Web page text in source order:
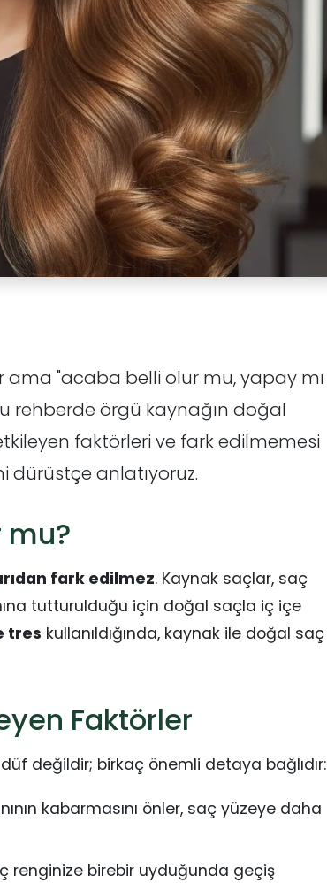
ama "acaba belli olur mu, yapay mı
rehberde örgü kaynağın doğal
faktörleri ve fark edilmemesi
dürüstçe anlatıyoruz.
mu?
fark edilmez. Kaynak saçlar, saç
tutturulduğu için doğal saçla iç içe
tres kullanıldığında, kaynak ile doğal saç
Faktörler
değildir; birkaç önemli detaya bağlıdır:
kabarmasını önler, saç yüzeye daha
renginize birebir uyduğunda geçiş